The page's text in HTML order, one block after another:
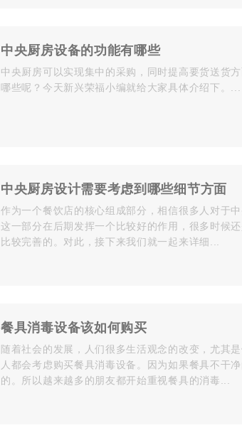
中央厨房设备的功能有哪些
中央厨房可以实现集中的采购，同时提高要货送货
哪些呢？今天新兴荣福小编就给大家具体介绍下。...
中央厨房设计需要考虑到哪些细节方面
作为一个餐饮店的核心组成部分，相信很多人对于
这一部分在后期发挥一个比较好的作用，很多时候
比较完善的。对此，接下来我们就一起来详细...
餐具消毒设备该如何购买
随着社会的发展，人们很多生活观念的改变，尤其
人都会考虑购买餐具消毒设备。因为如果餐具不干
的。所以越来越多的朋友都开始重视餐具的消毒...